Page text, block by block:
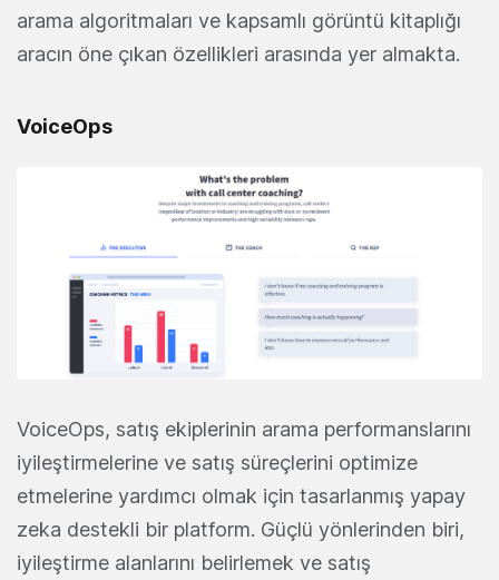
arama algoritmaları ve kapsamlı görüntü kitaplığı
aracın öne çıkan özellikleri arasında yer almakta.
VoiceOps
VoiceOps, satış ekiplerinin arama performanslarını
iyileştirmelerine ve satış süreçlerini optimize
etmelerine yardımcı olmak için tasarlanmış yapay
zeka destekli bir platform. Güçlü yönlerinden biri,
iyileştirme alanlarını belirlemek ve satış